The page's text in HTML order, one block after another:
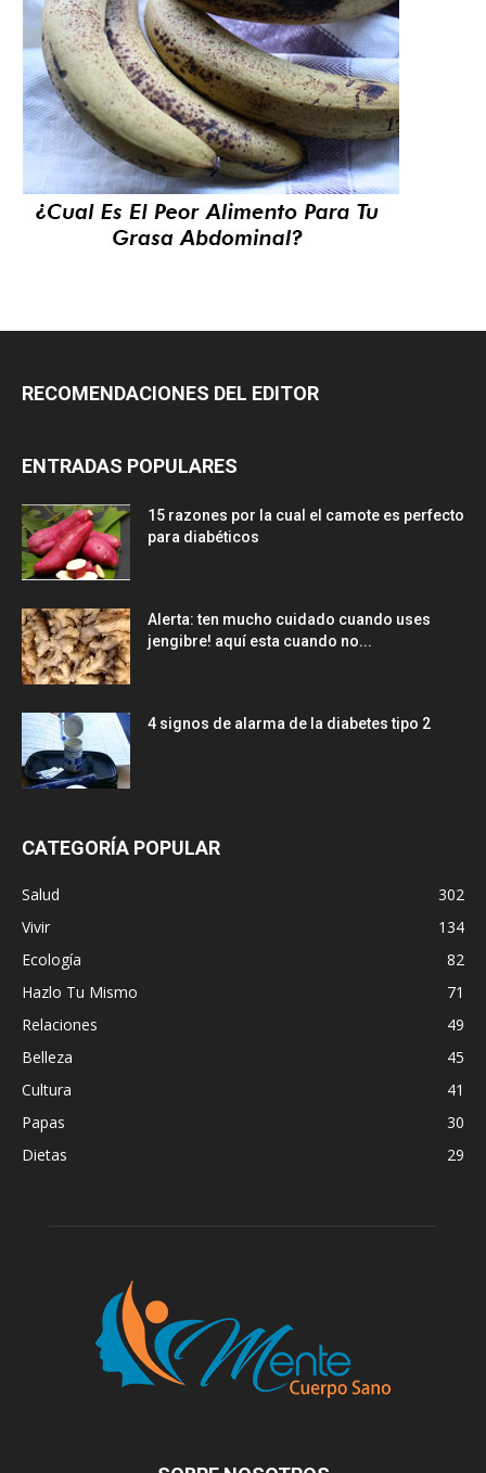
RECOMENDACIONES DEL EDITOR
ENTRADAS POPULARES
15 razones por la cual el camote es perfecto
para diabéticos
Alerta: ten mucho cuidado cuando uses
jengibre! aquí esta cuando no...
4 signos de alarma de la diabetes tipo 2
CATEGORÍA POPULAR
Salud
302
Vivir
134
Ecología
82
Hazlo Tu Mismo
71
Relaciones
49
Belleza
45
Cultura
41
Papas
30
Dietas
29